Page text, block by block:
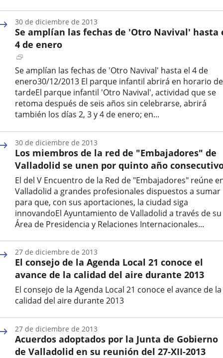
la
noticia
Se amplían las fechas de 'Otro Navival' hasta
4 de enero
Enlace
a
una
aplicación
externa.
Se amplían las fechas de 'Otro Navival' hasta el 4 de
enero30/12/2013 El parque infantil abrirá en horario de
tardeEl parque infantil 'Otro Navival', actividad que se
retoma después de seis años sin celebrarse, abrirá
también los días 2, 3 y 4 de enero; en...
la
noticia
30 de diciembre de 2013
Los miembros de la red de "Embajadores" de
Valladolid se unen por quinto año
El del V Encuentro de la Red de "Embajadores" reúne
Valladolid a grandes profesionales dispuestos a sumar
para que, con sus aportaciones, la ciudad siga
innovandoEl Ayuntamiento de Valladolid a través de su
Área de Presidencia y Relaciones Internacionales...
la
noticia
30 de diciembre de 2013
El consejo de la Agenda Local 21 conoce el
avance de la calidad del aire durante 2013
El consejo de la Agenda Local 21 conoce el avance de la
calidad del aire durante 2013
la
noticia
27 de diciembre de 2013
Acuerdos adoptados por la Junta de Gobierno
de Valladolid en su reunión del 27-XII-2013
27 de diciembre de 2013